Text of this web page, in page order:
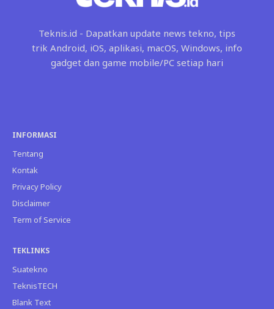
Teknis.id - Dapatkan update news tekno, tips
trik Android, iOS, aplikasi, macOS, Windows, info
gadget dan game mobile/PC setiap hari
INFORMASI
Tentang
Kontak
Privacy Policy
Disclaimer
Term of Service
TEKLINKS
Suatekno
TeknisTECH
Blank Text